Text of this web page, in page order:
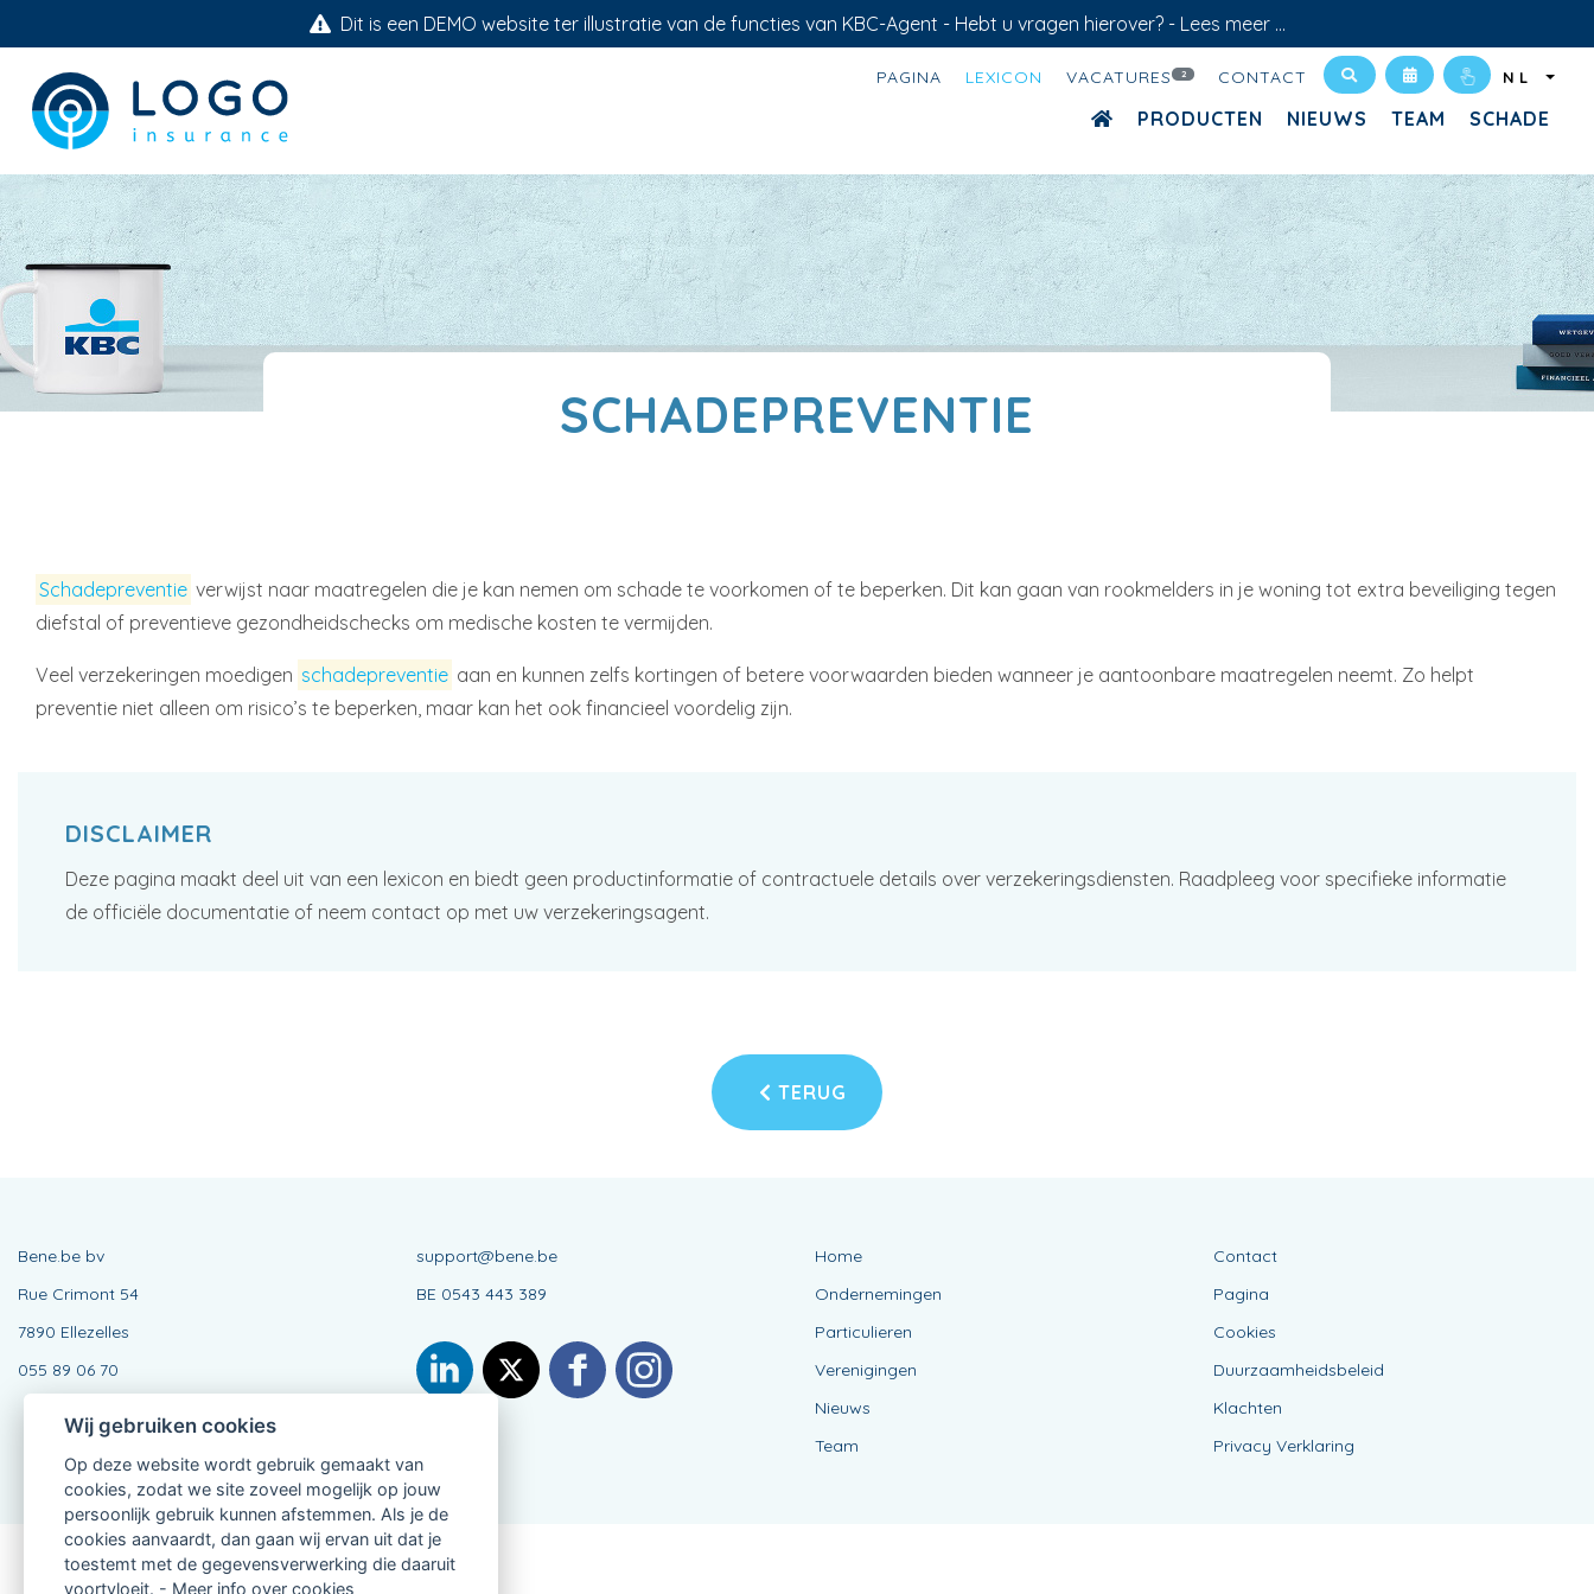
Dit is een DEMO website ter illustratie van de functies van KBC-Agent - Hebt u vragen hierover? - Lees meer ...
PAGINA LEXICON VACATURES 2 CONTACT NL
PRODUCTEN NIEUWS TEAM SCHADE
SCHADEPREVENTIE
Schadepreventie verwijst naar maatregelen die je kan nemen om schade te voorkomen of te beperken. Dit kan gaan van rookmelders in je woning tot extra beveiliging tegen
diefstal of preventieve gezondheidschecks om medische kosten te vermijden.
Veel verzekeringen moedigen schadepreventie aan en kunnen zelfs kortingen of betere voorwaarden bieden wanneer je aantoonbare maatregelen neemt. Zo helpt
preventie niet alleen om risico’s te beperken, maar kan het ook financieel voordelig zijn.
DISCLAIMER
Deze pagina maakt deel uit van een lexicon en biedt geen productinformatie of contractuele details over verzekeringsdiensten. Raadpleeg voor specifieke informatie
de officiële documentatie of neem contact op met uw verzekeringsagent.
TERUG
Bene.be bv
Rue Crimont 54
7890 Ellezelles
055 89 06 70
support@bene.be
BE 0543 443 389
Home
Ondernemingen
Particulieren
Verenigingen
Nieuws
Team
Contact
Pagina
Cookies
Duurzaamheidsbeleid
Klachten
Privacy Verklaring
Verbonden Agent, BE 0543 443 389
Wij gebruiken cookies
Op deze website wordt gebruik gemaakt van
cookies, zodat we site zoveel mogelijk op jouw
persoonlijk gebruik kunnen afstemmen. Als je de
cookies aanvaardt, dan gaan wij ervan uit dat je
toestemt met de gegevensverwerking die daaruit
voortvloeit. - Meer info over cookies